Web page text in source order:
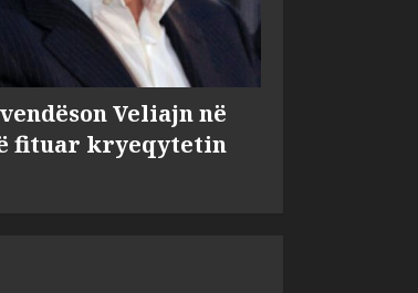
Veliajn në
fituar kryeqytetin